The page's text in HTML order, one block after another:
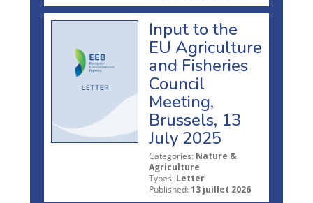
Input to the
EU Agriculture
and Fisheries
Council
Meeting,
Brussels, 13
July 2025
Categories: Nature &
Agriculture
Types: Letter
Published: 13 juillet 2026